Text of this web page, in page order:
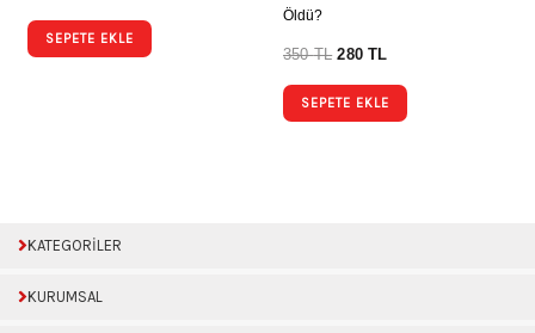
SEPETE EKLE
Öldü?
350TL 280TL
SEPETE EKLE
KATEGORİLER
KURUMSAL